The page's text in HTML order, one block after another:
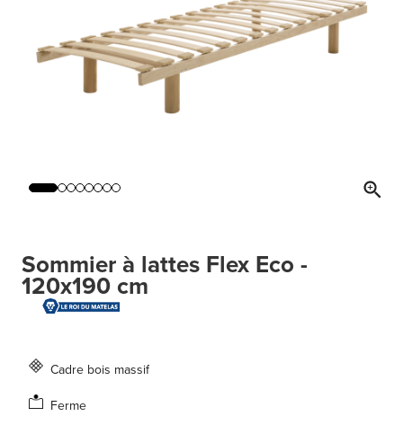
Sommier à lattes Flex Eco -
120x190 cm
Cadre bois massif
Ferme